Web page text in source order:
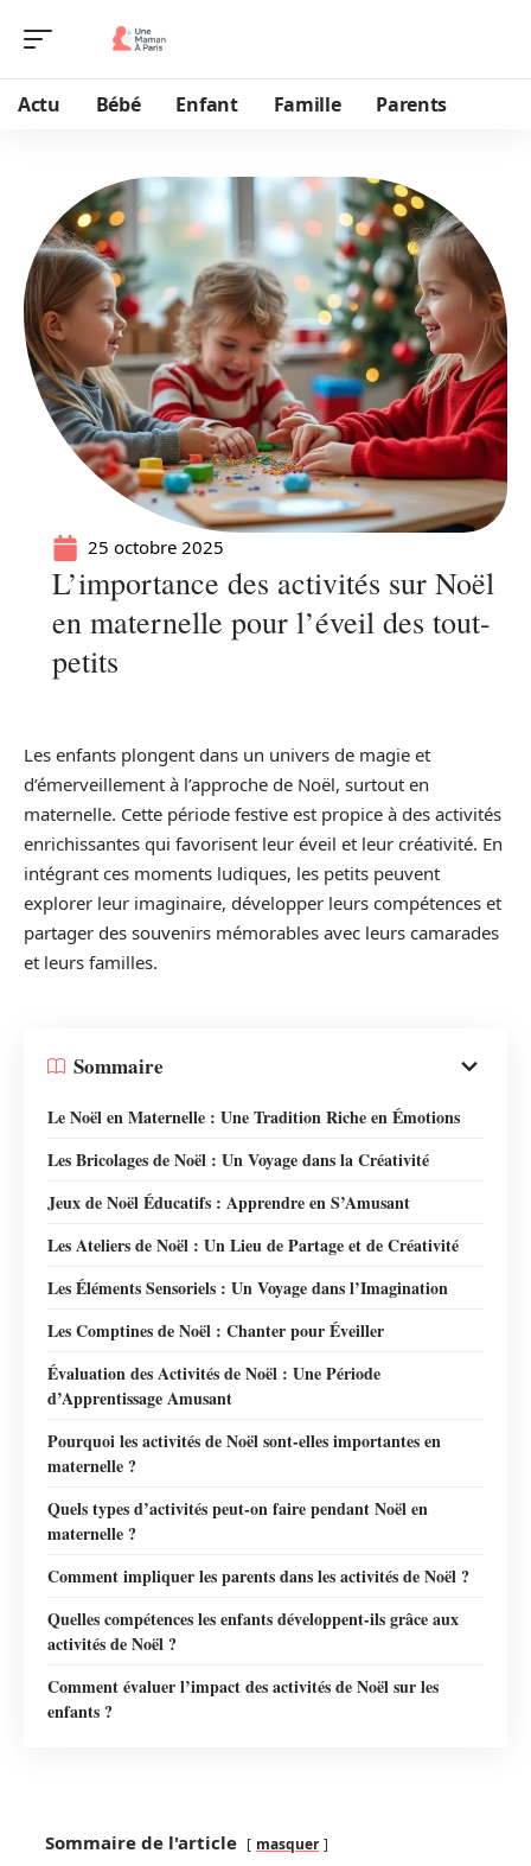
Actu Bébé Enfant Famille Parents
25 octobre 2025
L’importance des activités sur Noël
en maternelle pour l’éveil des tout-
petits
Les enfants plongent dans un univers de magie et
d’émerveillement à l’approche de Noël, surtout en
maternelle. Cette période festive est propice à des activités
enrichissantes qui favorisent leur éveil et leur créativité. En
intégrant ces moments ludiques, les petits peuvent
explorer leur imaginaire, développer leurs compétences et
partager des souvenirs mémorables avec leurs camarades
et leurs familles.
Sommaire
Le Noël en Maternelle : Une Tradition Riche en Émotions
Les Bricolages de Noël : Un Voyage dans la Créativité
Jeux de Noël Éducatifs : Apprendre en S’Amusant
Les Ateliers de Noël : Un Lieu de Partage et de Créativité
Les Éléments Sensoriels : Un Voyage dans l’Imagination
Les Comptines de Noël : Chanter pour Éveiller
Évaluation des Activités de Noël : Une Période
d’Apprentissage Amusant
Pourquoi les activités de Noël sont-elles importantes en
maternelle ?
Quels types d’activités peut-on faire pendant Noël en
maternelle ?
Comment impliquer les parents dans les activités de Noël ?
Quelles compétences les enfants développent-ils grâce aux
activités de Noël ?
Comment évaluer l’impact des activités de Noël sur les
enfants ?
Sommaire de l'article masquer